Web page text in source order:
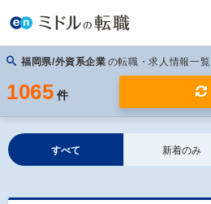
福岡県/外資系企業 の転職・求人情報一覧
1065 件
すべて 新着のみ